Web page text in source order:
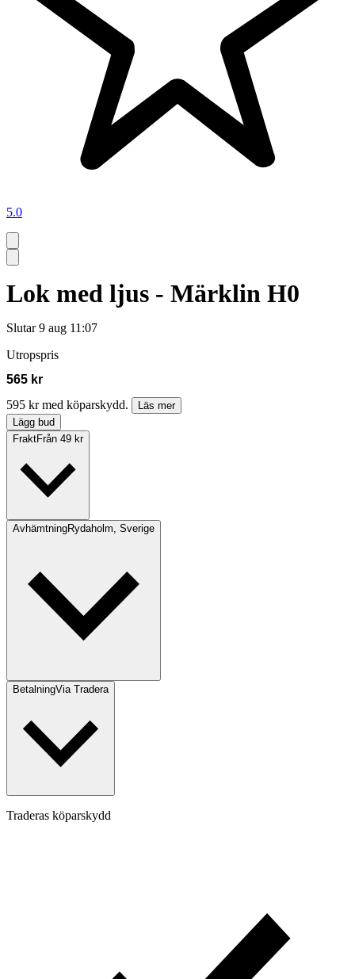
5.0
Lok med ljus - Märklin H0
Slutar 9 aug 11:07
Utropspris
565 kr
595 kr med köparskydd.
Läs mer
Lägg bud
FraktFrån 49 kr
AvhämtningRydaholm, Sverige
BetalningVia Tradera
Traderas köparskydd